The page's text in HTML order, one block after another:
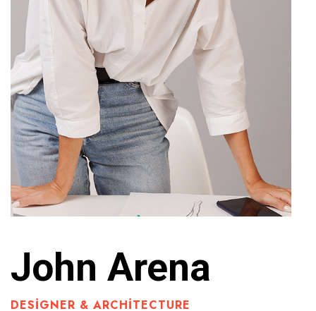
John Arena
DESIGNER & ARCHITECTURE